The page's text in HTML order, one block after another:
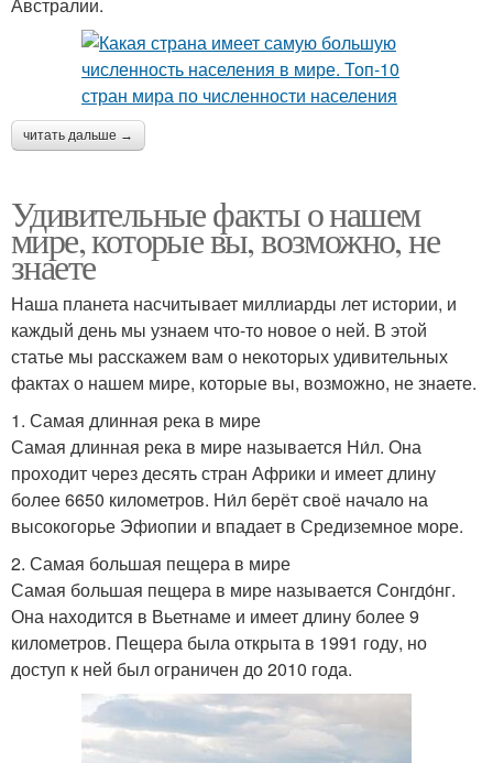
читать дальше →
Удивительные факты о нашем
мире, которые вы, возможно, не
знаете
Наша планета насчитывает миллиарды лет истории, и
каждый день мы узнаем что-то новое о ней. В этой
статье мы расскажем вам о некоторых удивительных
фактах о нашем мире, которые вы, возможно, не знаете.
1. Самая длинная река в мире
Самая длинная река в мире называется Ни́л. Она
проходит через десять стран Африки и имеет длину
более 6650 километров. Ни́л берёт своё начало на
высокогорье Эфиопии и впадает в Средиземное море.
2. Самая большая пещера в мире
Самая большая пещера в мире называется Сонгдо́нг.
Она находится в Вьетнаме и имеет длину более 9
километров. Пещера была открыта в 1991 году, но
доступ к ней был ограничен до 2010 года.